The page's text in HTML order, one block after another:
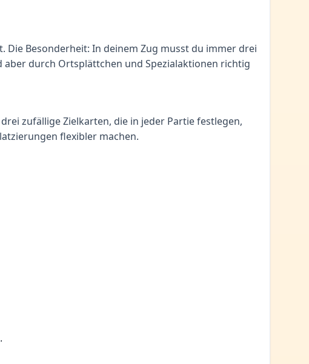
Die Besonderheit: In deinem Zug musst du immer drei
durch Ortsplättchen und Spezialaktionen richtig
zufällige Zielkarten, die in jeder Partie festlegen,
flexibler machen.